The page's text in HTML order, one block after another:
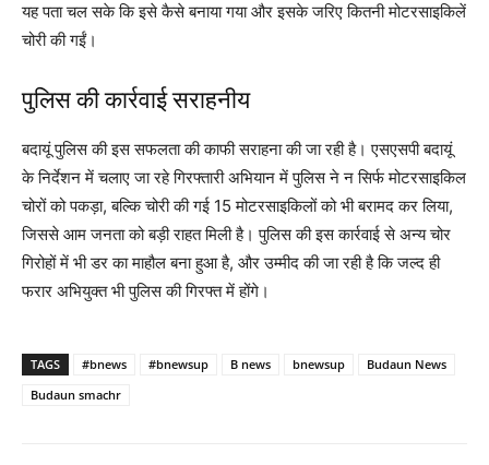
यह पता चल सके कि इसे कैसे बनाया गया और इसके जरिए कितनी मोटरसाइकिलें
चोरी की गईं।
पुलिस की कार्रवाई सराहनीय
बदायूं पुलिस की इस सफलता की काफी सराहना की जा रही है। एसएसपी बदायूं
के निर्देशन में चलाए जा रहे गिरफ्तारी अभियान में पुलिस ने न सिर्फ मोटरसाइकिल
चोरों को पकड़ा, बल्कि चोरी की गई 15 मोटरसाइकिलों को भी बरामद कर लिया,
जिससे आम जनता को बड़ी राहत मिली है। पुलिस की इस कार्रवाई से अन्य चोर
गिरोहों में भी डर का माहौल बना हुआ है, और उम्मीद की जा रही है कि जल्द ही
फरार अभियुक्त भी पुलिस की गिरफ्त में होंगे।
TAGS #bnews #bnewsup B news bnewsup
Budaun News
Budaun smachr